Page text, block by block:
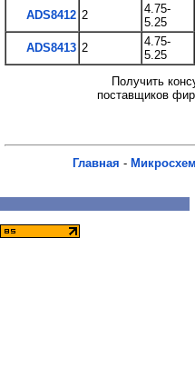
ADS8412 2
4.75-
5.25
ADS8413 2
4.75-
5.25
Получить
поставщиков
Главная -